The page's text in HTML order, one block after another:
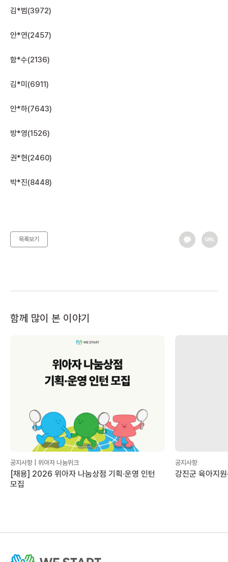
김*범(3972)
안*연(2457)
함*수(2136)
김*미(6911)
안*하(7643)
방*영(1526)
권*현(2460)
박*진(8448)
목록보기
함께 많이 본 이야기
공지사항 | 위아자 나눔위크
[채용] 2026 위아자 나눔상점 기획·운영 인턴
모집
공지사항
강진군 육아지